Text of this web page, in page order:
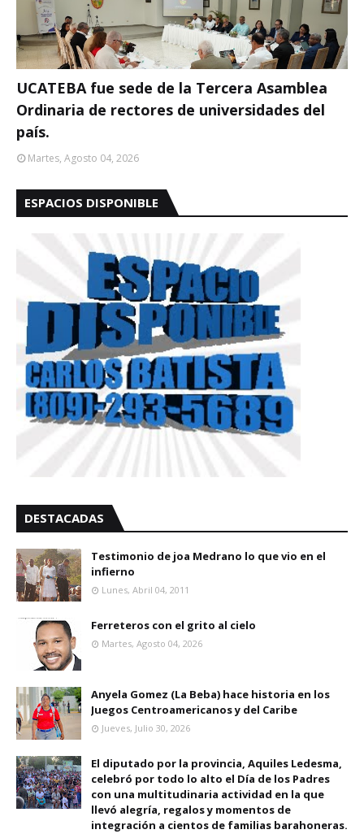
UCATEBA fue sede de la Tercera Asamblea
Ordinaria de rectores de universidades del
país.
Martes, Agosto 04, 2026
ESPACIOS DISPONIBLE
DESTACADAS
Testimonio de joa Medrano lo que vio en el
infierno
Lunes, Abril 04, 2011
Ferreteros con el grito al cielo
Martes, Agosto 04, 2026
Anyela Gomez (La Beba) hace historia en los
Juegos Centroamericanos y del Caribe
Jueves, Julio 30, 2026
El diputado por la provincia, Aquiles Ledesma,
celebró por todo lo alto el Día de los Padres
con una multitudinaria actividad en la que
llevó alegría, regalos y momentos de
integración a cientos de familias barahoneras.